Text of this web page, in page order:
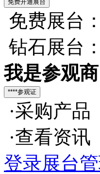
免费展台
钻石展台
我是参观商
·采购产
·查看资
登录展台